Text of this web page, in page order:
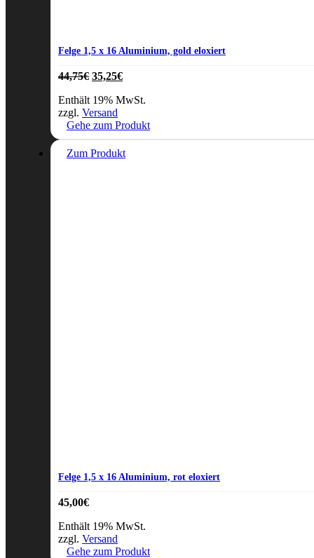
Felge 1,5 x 16 Aluminium, gold eloxiert
44,75€ Ursprünglicher
war:
44,75€
35,25€Aktueller
ist:
Enthält 19% MwSt.
zzgl. Versand
Gehe zum Produkt
Zum Produkt
Felge 1,5 x 16 Aluminium, rot eloxiert
45,00€
Enthält 19% MwSt.
zzgl. Versand
Gehe zum Produkt